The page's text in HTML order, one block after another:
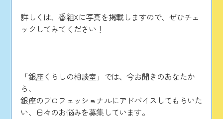
詳しくは、番組Xに写真を掲載しますので、ぜひチェ
ックしてみてください！
「銀座くらしの相談室」では、今お聞きのあなたか
ら、
銀座のプロフェッショナルにアドバイスしてもらいた
い、日々のお悩みを募集しています。